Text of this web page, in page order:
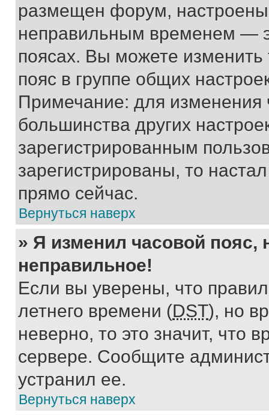
размещен форум, настроены
неправильным временем —
поясах. Вы можете изменить
пояс в группе общих
Примечание: для изменения
большинства других
зарегистрированным
зарегистрированы, то
прямо сейчас.
Вернуться наверх
» Я изменил часовой пояс,
неправильное!
Если вы уверены, что
летнего времени (DST), но
неверно, то это значит, что
сервере. Сообщите
устранил ее.
Вернуться наверх